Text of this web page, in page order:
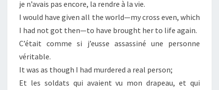
je n’avais pas encore, la rendre à la vie.
I would have given all the world—my cross even, which
I had not got then—to have brought her to life again.
C’était comme si j’eusse assassiné une personne
véritable.
It was as though I had murdered a real person;
Et les soldats qui avaient vu mon drapeau, et qui